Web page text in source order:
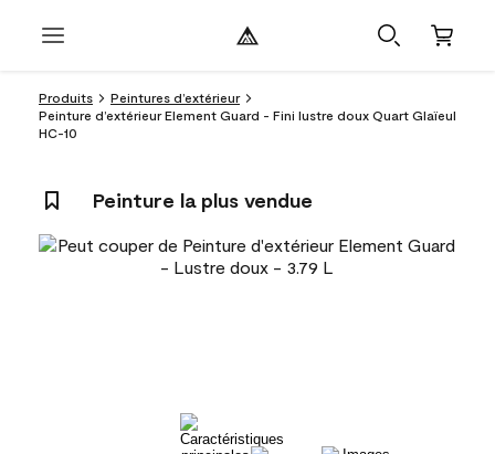
Produits
Peintures d’extérieur
Peinture d’extérieur Element Guard - Fini lustre doux Quart Glaïeul
HC-10
Peinture la plus vendue